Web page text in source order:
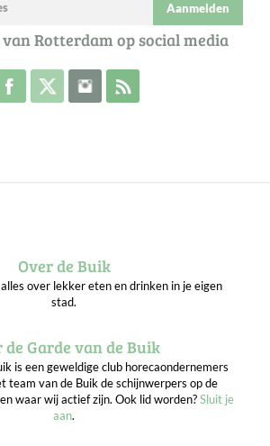
Aanmelden
Rotterdam op social media
Volg de Buik op Facebook
Volg de Buik op Twitter
Volg de Buik op Instagram
Over de Buik
over lekker eten en drinken in je eigen
stad.
de Garde van de Buik
is een geweldige club horecaondernemers
team van de Buik de schijnwerpers op de
waar wij actief zijn. Ook lid worden?Sluit je
aan.